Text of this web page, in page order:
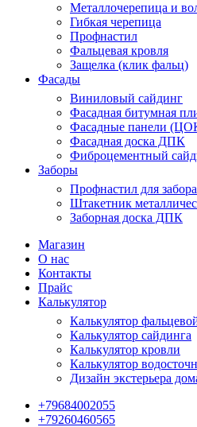
Металлочерепица и
Гибкая черепица
Профнастил
Фальцевая кровля
Защелка (клик фальц)
Фасады
Виниловый сайдинг
Фасадная битумная
Фасадные панели
Фасадная доска ДПК
Фиброцементный
Заборы
Профнастил для забора
Штакетник
Заборная доска ДПК
Магазин
О нас
Контакты
Прайс
Калькулятор
Калькулятор
Калькулятор сайдинга
Калькулятор кровли
Калькулятор
Дизайн экстерьера
+79684002055
+79260460565